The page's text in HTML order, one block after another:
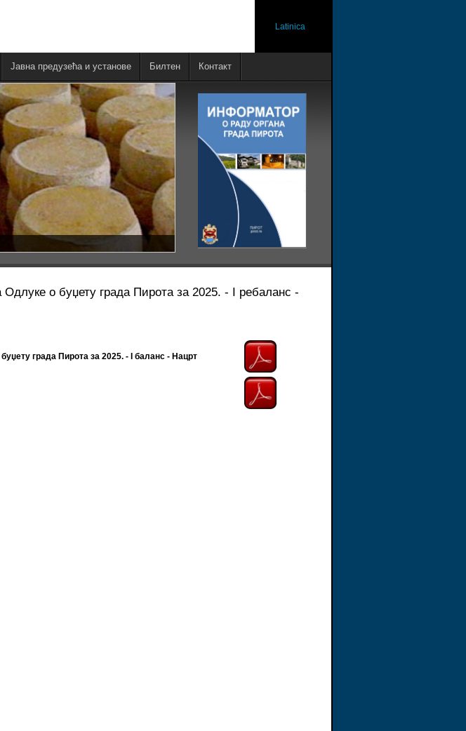
Latinica
Јавна предузећа и установе Билтен Контакт
о буџету града Пирота за 2025. - I ребаланс -
града Пирота за 2025. - I баланс - Нацрт